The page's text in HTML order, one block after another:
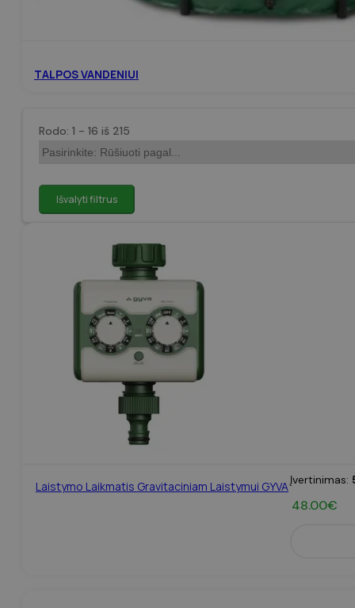
TALPOS VANDENIUI
Rodo: 1 - 16 iš 215
Išvalyti filtrus
Laistymo Laikmatis Gravitaciniam Laistymui GYVAĮvertinimas:
48.00€